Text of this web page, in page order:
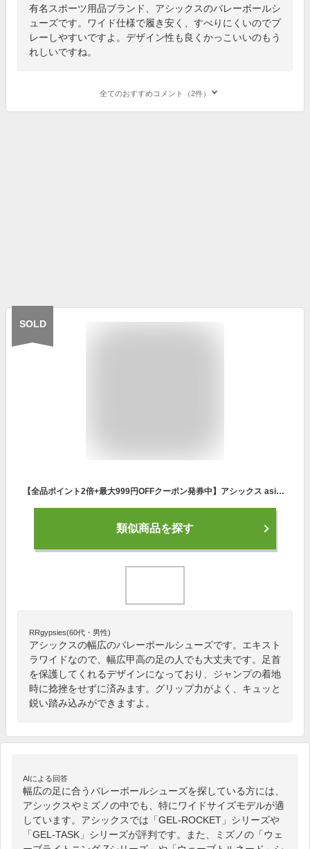
有名スポーツ用品ブランド、アシックスのバレーボールシ
ューズです。ワイド仕様で履き安く、すべりにくいのでプ
レーしやすいですよ。デザイン性も良くかっこいいのもう
れしいですね。
全てのおすすめコメント（2件）
SOLD
【全品ポイント2倍+最大999円OFFクーポン発券中】アシックス asics バレーボールシューズ メンズ V-SWIFT FF MT 4 EXTRA WIDE 1053A065 100
類似商品を探す
RRgypsies(60代・男性)
アシックスの幅広のバレーボールシューズです。エキスト
ラワイドなので、幅広甲高の足の人でも大丈夫です。足首
を保護してくれるデザインになっており、ジャンプの着地
時に捻挫をせずに済みます。グリップ力がよく、キュッと
鋭い踏み込みができますよ。
AIによる回答
幅広の足に合うバレーボールシューズを探している方には、
アシックスやミズノの中でも、特にワイドサイズモデルが適
しています。アシックスでは「GEL-ROCKET」シリーズや
「GEL-TASK」シリーズが評判です。また、ミズノの「ウェ